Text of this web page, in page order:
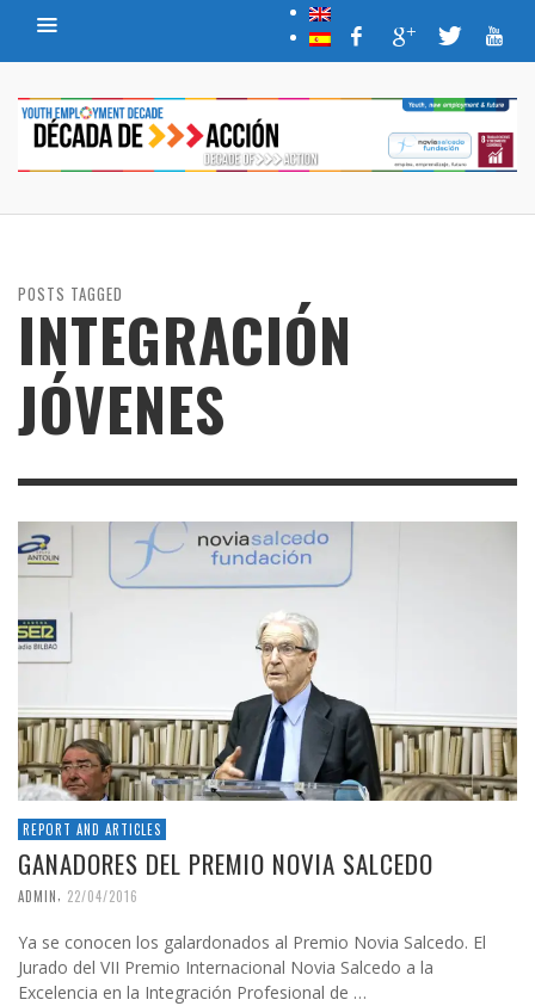
POSTS TAGGED
INTEGRACIÓN
JÓVENES
REPORT AND ARTICLES
GANADORES DEL PREMIO NOVIA SALCEDO
ADMIN, 22/04/2016
Ya se conocen los galardonados al Premio Novia Salcedo. El
Jurado del VII Premio Internacional Novia Salcedo a la
Excelencia en la Integración Profesional de …